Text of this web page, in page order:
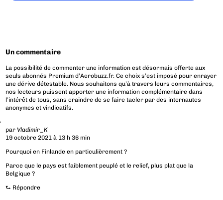
Un commentaire
La possibilité de commenter une information est désormais offerte aux
seuls abonnés Premium d’Aerobuzz.fr. Ce choix s’est imposé pour enrayer
une dérive détestable. Nous souhaitons qu’à travers leurs commentaires,
nos lecteurs puissent apporter une information complémentaire dans
l’intérêt de tous, sans craindre de se faire tacler par des internautes
anonymes et vindicatifs.
parVladimir_K
19 octobre 2021 à 13 h 36 min
Pourquoi en Finlande en particulièrement ?
Parce que le pays est faiblement peuplé et le relief, plus plat que la
Belgique ?
⮑ Répondre